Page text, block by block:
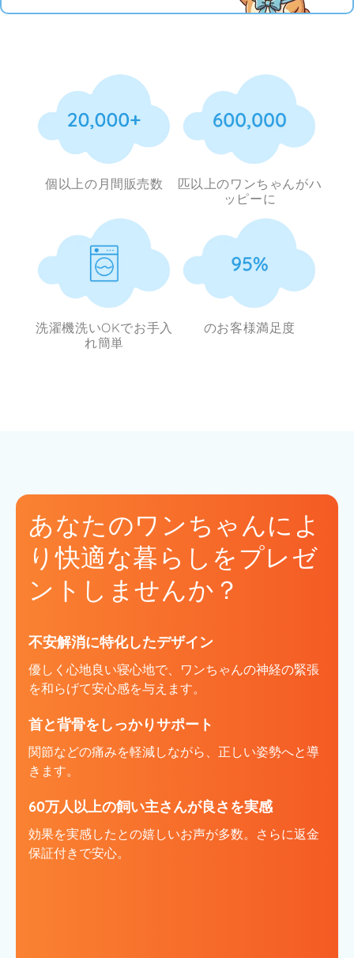
個以上の月間販売数
匹以上のワンちゃんがハ
ッピーに
洗濯機洗いOKでお手入
れ簡単
のお客様満足度
あなたのワンちゃんによ
り快適な暮らしをプレゼ
ントしませんか？
不安解消に特化したデザイン
優しく心地良い寝心地で、ワンちゃんの神経の緊張
を和らげて安心感を与えます。
首と背骨をしっかりサポート
関節などの痛みを軽減しながら、正しい姿勢へと導
きます。
60万人以上の飼い主さんが良さを実感
効果を実感したとの嬉しいお声が多数。さらに返金
保証付きで安心。